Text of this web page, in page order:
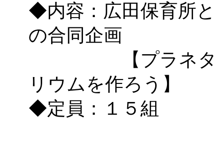
◆内容：広田保育所と
の合同企画
【プラネタ
リウムを作ろう】
◆定員：１５組